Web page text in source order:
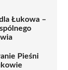
Łukowa –
Pieśni